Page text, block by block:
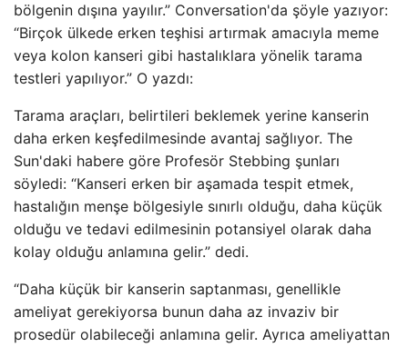
bölgenin dışına yayılır.” Conversation'da şöyle yazıyor:
“Birçok ülkede erken teşhisi artırmak amacıyla meme
veya kolon kanseri gibi hastalıklara yönelik tarama
testleri yapılıyor.” O yazdı:
Tarama araçları, belirtileri beklemek yerine kanserin
daha erken keşfedilmesinde avantaj sağlıyor. The
Sun'daki habere göre Profesör Stebbing şunları
söyledi: “Kanseri erken bir aşamada tespit etmek,
hastalığın menşe bölgesiyle sınırlı olduğu, daha küçük
olduğu ve tedavi edilmesinin potansiyel olarak daha
kolay olduğu anlamına gelir.” dedi.
“Daha küçük bir kanserin saptanması, genellikle
ameliyat gerekiyorsa bunun daha az invaziv bir
prosedür olabileceği anlamına gelir. Ayrıca ameliyattan